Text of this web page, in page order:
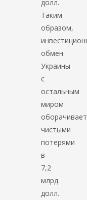
долл.
Таким
образом,
обмен
Украины
с
остальным
миром
чистыми
потерями
в
7,2
млрд.
долл.